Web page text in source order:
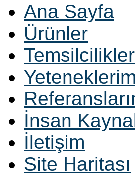
Ana Sayfa
Ürünler
Temsilcilikler
İnsan
İletişim
Site Haritası